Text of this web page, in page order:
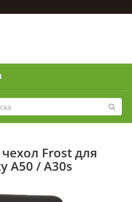
Frost для
A50 / A30s